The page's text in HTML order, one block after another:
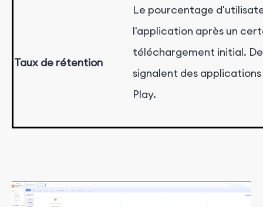
Taux de rétention
Le pourcentage
l'application après un
téléchargement initial.
signalent des
Play.